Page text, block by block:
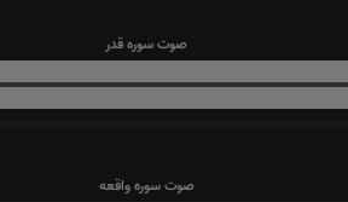
صوت سوره قدر
صوت سوره واقعه